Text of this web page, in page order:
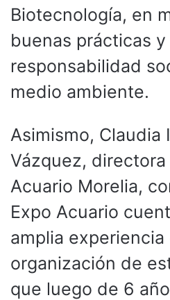
Biotecnología, en
buenas prácticas y
responsabilidad
medio ambiente.
Asimismo,
Vázquez, directora
Acuario Morelia,
Expo Acuario
amplia experiencia
organización de
que luego de 6